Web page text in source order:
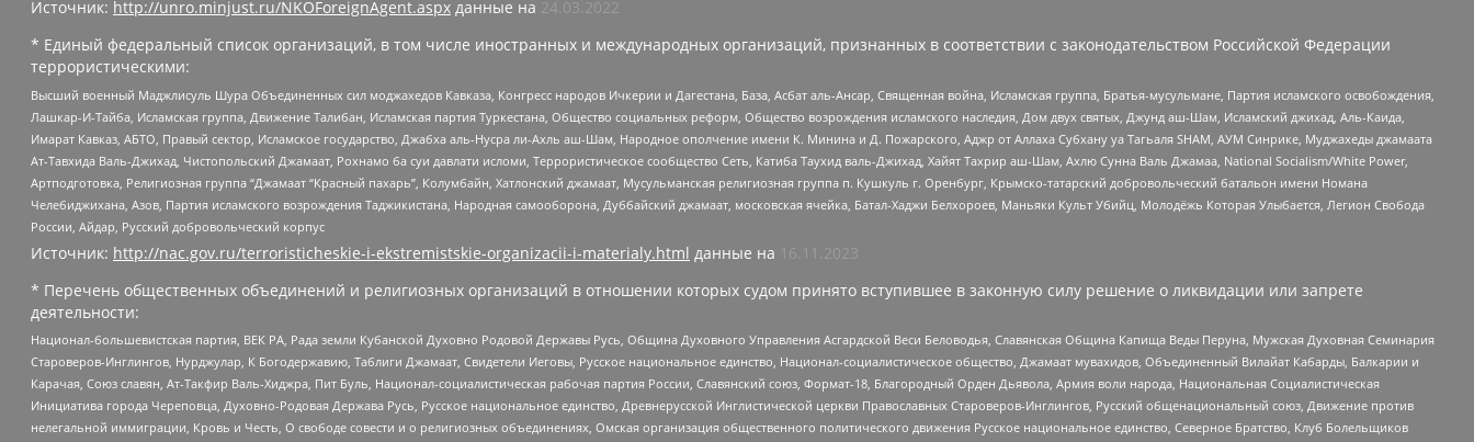
Источник: http://unro.minjust.ru/NKOForeignAgent.aspx данные на 24.03.2022
* Единый федеральный список организаций, в том числе иностранных и международных организаций, признанных в соответствии с законодательством Российской Федерации
террористическими:
Высший военный Маджлисуль Шура Объединенных сил моджахедов Кавказа, Конгресс народов Ичкерии и Дагестана, База, Асбат аль-Ансар, Священная война, Исламская группа, Братья-мусульмане, Партия исламского освобождения,
Лашкар-И-Тайба, Исламская группа, Движение Талибан, Исламская партия Туркестана, Общество социальных реформ, Общество возрождения исламского наследия, Дом двух святых, Джунд аш-Шам, Исламский джихад, Аль-Каида,
Имарат Кавказ, АБТО, Правый сектор, Исламское государство, Джабха аль-Нусра ли-Ахль аш-Шам, Народное ополчение имени К. Минина и Д. Пожарского, Аджр от Аллаха Субхану уа Тагьаля SHAM, АУМ Синрике, Муджахеды джамаата
Ат-Тавхида Валь-Джихад, Чистопольский Джамаат, Рохнамо ба суи давлати исломи, Террористическое сообщество Сеть, Катиба Таухид валь-Джихад, Хайят Тахрир аш-Шам, Ахлю Сунна Валь Джамаа, National Socialism/White Power,
Артподготовка, Религиозная группа “Джамаат “Красный пахарь”, Колумбайн, Хатлонский джамаат, Мусульманская религиозная группа п. Кушкуль г. Оренбург, Крымско-татарский добровольческий батальон имени Номана
Челебиджихана, Азов, Партия исламского возрождения Таджикистана, Народная самооборона, Дуббайский джамаат, московская ячейка, Батал-Хаджи Белхороев, Маньяки Культ Убийц, Молодёжь Которая Улыбается, Легион Свобода
России, Айдар, Русский добровольческий корпус
Источник: http://nac.gov.ru/terroristicheskie-i-ekstremistskie-organizacii-i-materialy.html данные на
16.11.2023
* Перечень общественных объединений и религиозных организаций в отношении которых судом принято вступившее в законную силу решение о ликвидации или запрете
деятельности:
Национал-большевистская партия, ВЕК РА, Рада земли Кубанской Духовно Родовой Державы Русь, Община Духовного Управления Асгардской Веси Беловодья, Славянская Община Капища Веды Перуна, Мужская Духовная Семинария
Староверов-Инглингов, Нурджулар, К Богодержавию, Таблиги Джамаат, Свидетели Иеговы, Русское национальное единство, Национал-социалистическое общество, Джамаат мувахидов, Объединенный Вилайат Кабарды, Балкарии и
Карачая, Союз славян, Ат-Такфир Валь-Хиджра, Пит Буль, Национал-социалистическая рабочая партия России, Славянский союз, Формат-18, Благородный Орден Дьявола, Армия воли народа, Национальная Социалистическая
Инициатива города Череповца, Духовно-Родовая Держава Русь, Русское национальное единство, Древнерусской Инглистической церкви Православных Староверов-Инглингов, Русский общенациональный союз, Движение против
нелегальной иммиграции, Кровь и Честь, О свободе совести и о религиозных объединениях, Омская организация общественного политического движения Русское национальное единство, Северное Братство, Клуб Болельщиков